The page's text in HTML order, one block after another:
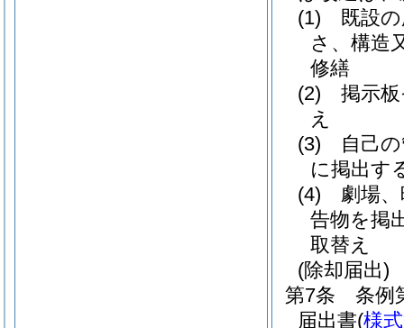
(1)
既設
さ、構造
修繕
(2)
掲示
え
(3)
自己
に掲出す
(4)
劇場
告物を掲
取替え
(除却届出)
第7条
条例
届出書(様